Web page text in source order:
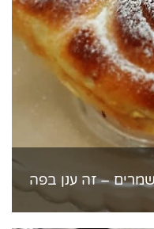
– זה ענן בפה